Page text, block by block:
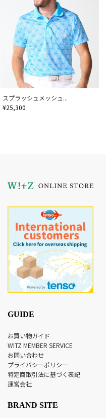
スプラッシュメッシュ...
¥25,300
GUIDE
お買い物ガイド
WITZ MEMBER SERVICE
お問い合わせ
プライバシーポリシー
特定商取引法に基づく表記
運営会社
BRAND SITE